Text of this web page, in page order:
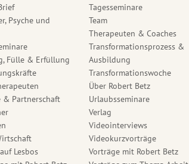
Psyche und
Fülle & Erfüllung
& Partnerschaft
Lesbos
Tagesseminare
Team
Therapeuten & Coaches
Transformationsprozess &
Ausbildung
Transformationswoche
Über Robert Betz
Urlaubsseminare
Verlag
Videointerviews
Videokurzvorträge
Vorträge mit Robert Betz